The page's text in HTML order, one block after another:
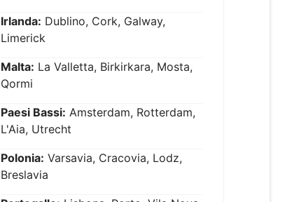
Irlanda: Dublino, Cork, Galway,
Limerick
Malta: La Valletta, Birkirkara, Mosta,
Qormi
Paesi Bassi: Amsterdam, Rotterdam,
L'Aia, Utrecht
Polonia: Varsavia, Cracovia, Lodz,
Breslavia